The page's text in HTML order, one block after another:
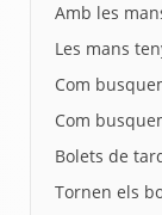
Amb les
Les mans
Com
Com
Bolets de
Tornen els